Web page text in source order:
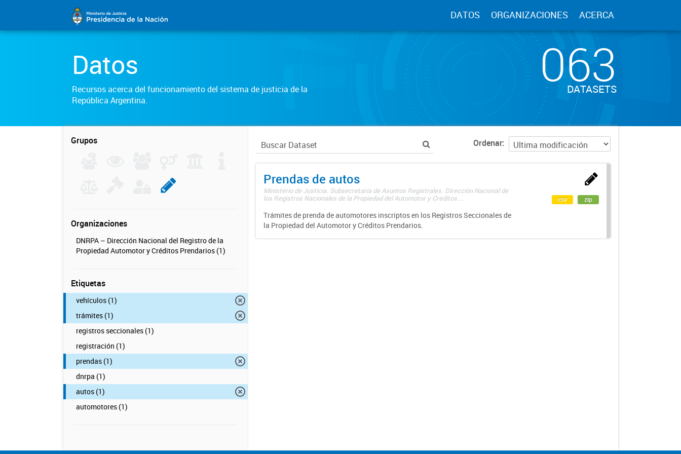
DATOS ORGANIZACIONES ACERCA
Datos
Recursos acerca del funcionamiento del sistema de justicia de la
República Argentina.
063
DATASETS
Grupos
Organizaciones
DNRPA – Dirección Nacional del Registro de la
Propiedad Automotor y Créditos Prendarios (1)
Etiquetas
vehículos (1)
trámites (1)
registros seccionales (1)
registración (1)
prendas (1)
dnrpa (1)
autos (1)
automotores (1)
Ordenar
Prendas de autos
Ministerio de Justicia. Subsecretaría de Asuntos Registrales. Dirección Nacional de
los Registros Nacionales de la Propiedad del Automotor y Créditos ...
Trámites de prenda de automotores inscriptos en los Registros Seccionales de
la Propiedad del Automotor y Créditos Prendarios.
csv zip